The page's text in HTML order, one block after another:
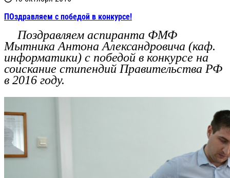
ПОздравляем с победой в конкурсе!
Поздравляем аспиранта ФМФ
Мытника Антона Александровича (каф.
информатики) с победой в конкурсе на
соискание стипендий Правительства РФ
в 2016 году.